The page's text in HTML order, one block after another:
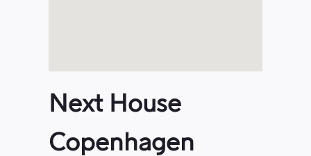
Next House
Copenhagen